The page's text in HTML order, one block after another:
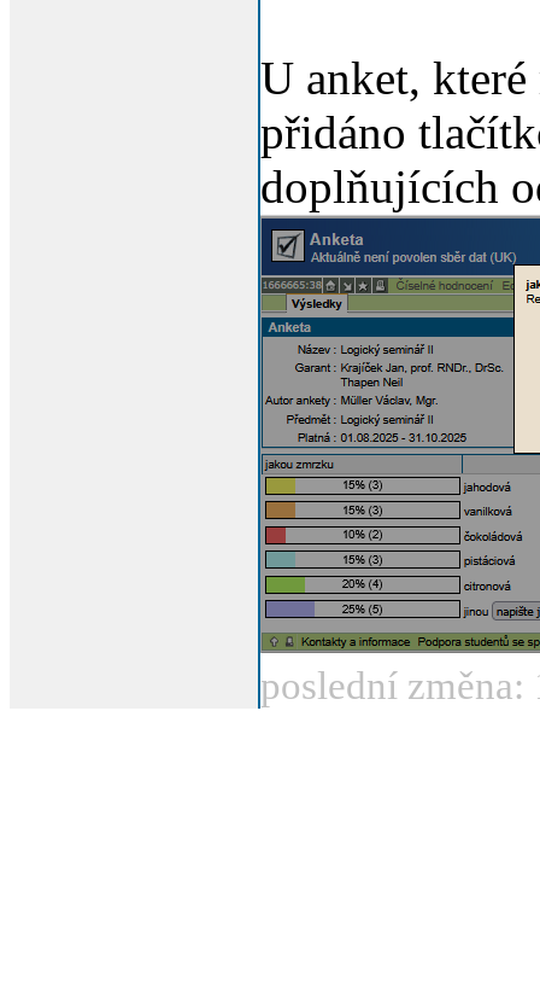
U anket,
přidáno
doplňujících
poslední změna: